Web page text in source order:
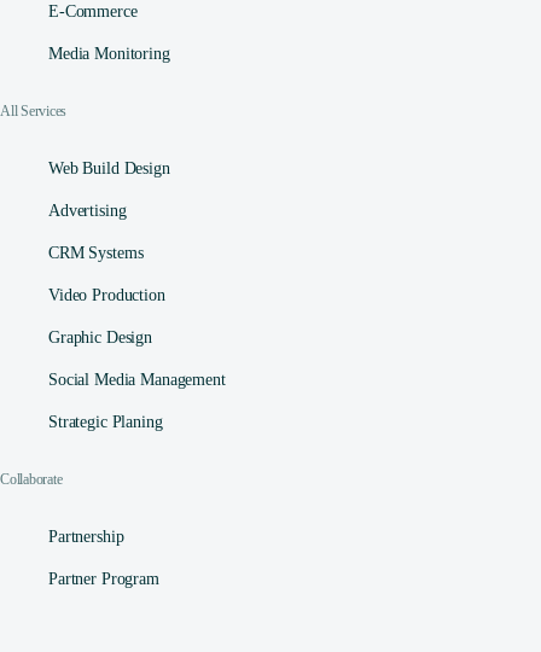
E-Commerce
Media Monitoring
All Services
Web Build Design
Advertising
CRM Systems
Video Production
Graphic Design
Social Media Management​
Strategic Planing
Collaborate
Partnership
Partner Program